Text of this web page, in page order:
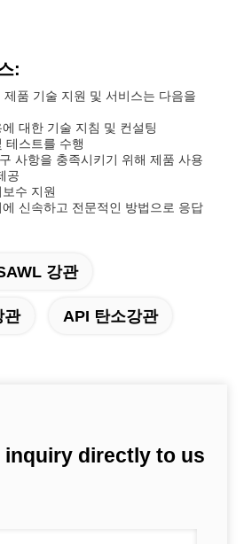
:
제품 기술 지원 및 서비스는 다음을
대한 기술 지침 및 컨설팅
테스트를 수행
사항을 충족시키기 위해 제품 사용
공
수 지원
신속하고 전문적인 방법으로 응답
강관
관 API 탄소강관
inquiry directly to us